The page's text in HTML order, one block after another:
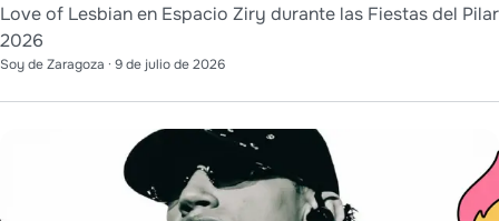
Love of Lesbian en Espacio Ziry durante las Fiestas del Pilar
2026
Soy de Zaragoza · 9 de julio de 2026